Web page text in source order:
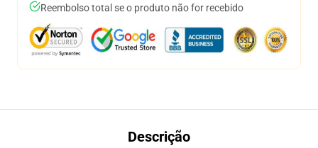
Reembolso total se o produto não for recebido
Descrição